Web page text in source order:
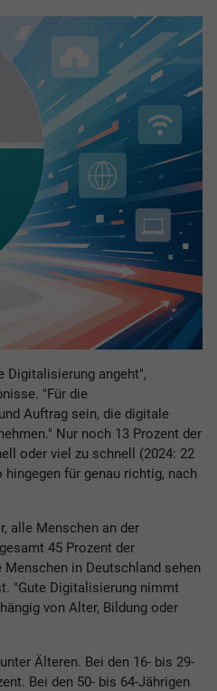
Digitalisierung angeht",
"Für die
Auftrag sein, die digitale
Nur noch 13 Prozent der
oder viel zu schnell (2024: 22
für genau richtig, nach
alle Menschen an der
45 Prozent der
in Deutschland sehen
"Gute Digitalisierung nimmt
von Alter, Bildung oder
Älteren. Bei den 16- bis 29-
Bei den 50- bis 64-Jährigen